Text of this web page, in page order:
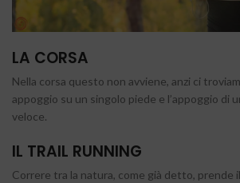
LA CORSA
Nella corsa questo non avviene, anzi ci
appoggio su un singolo piede e l’appoggio di
veloce.
IL TRAIL RUNNING
Correre tra la natura, come già detto, prende